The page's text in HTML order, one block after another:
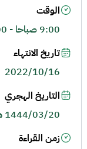
الوقت
9:00 صباحا - 3:00 مساء
تاريخ الانتهاء
2022/10/16
التاريخ الهجري
1444/03/20 هـ
زمن القراءة